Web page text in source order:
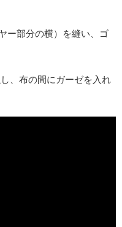
ー部分の横）を縫い、ゴ
、布の間にガーゼを入れ